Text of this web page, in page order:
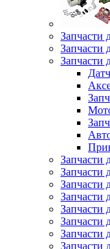
Запчасти
Запчасти
Запчасти
Запчасти
Запчасти
Запчасти
Запчасти
Запчасти
Запчасти
Запчасти
Запчасти